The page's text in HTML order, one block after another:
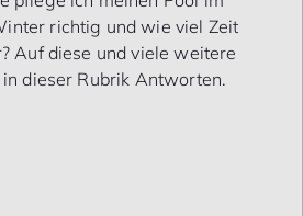
richtig und wie viel Zeit
Auf diese und viele weitere
dieser Rubrik Antworten.